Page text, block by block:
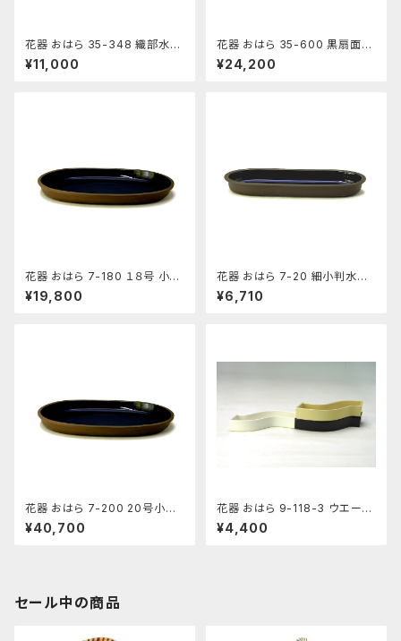
花器 おはら 35-348 織部水盤
花瓶 フラワーベース 水盤
¥11,000
花器 おはら 35-600 黒扇面水
盤 花瓶 フラワーベース 水盤
¥24,200
花器 おはら 7-180 １８号 小判
水盤 花瓶 フラワーベース 水盤
¥19,800
花器 おはら 7-20 細小判水盤
（流円） 花瓶 フラワーベース 水
盤
¥6,710
花器 おはら 7-200 20号小判
水盤 花瓶 フラワーベース 水盤
¥40,700
花器 おはら 9-118-3 ウエーブ
小黒ツヤ 花瓶 フラワーベース
水盤
¥4,400
セール中の商品